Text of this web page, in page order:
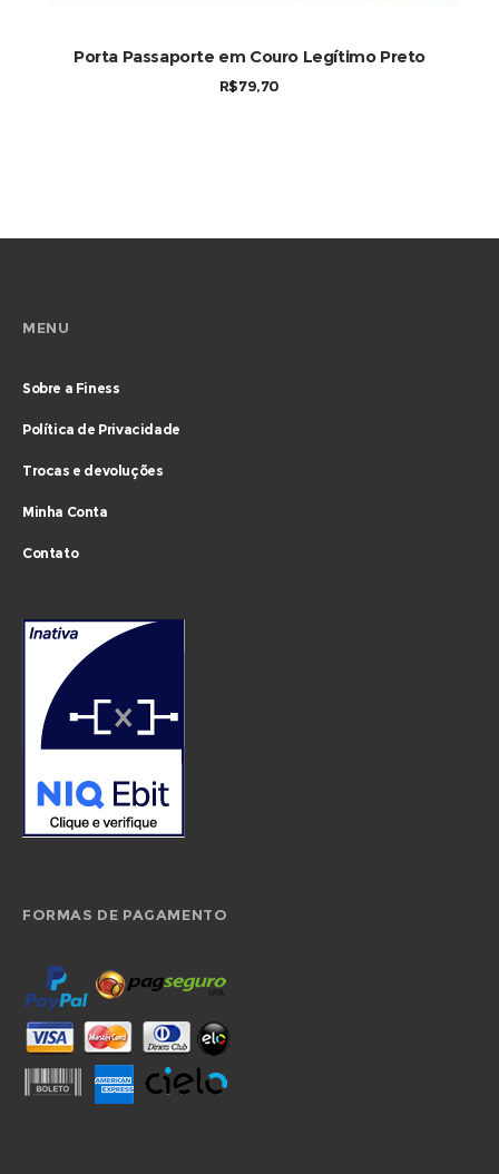
Porta Passaporte em Couro Legítimo Preto
R$79,70
MENU
Sobre a Finess
Política de Privacidade
Trocas e devoluções
Minha Conta
Contato
FORMAS DE PAGAMENTO